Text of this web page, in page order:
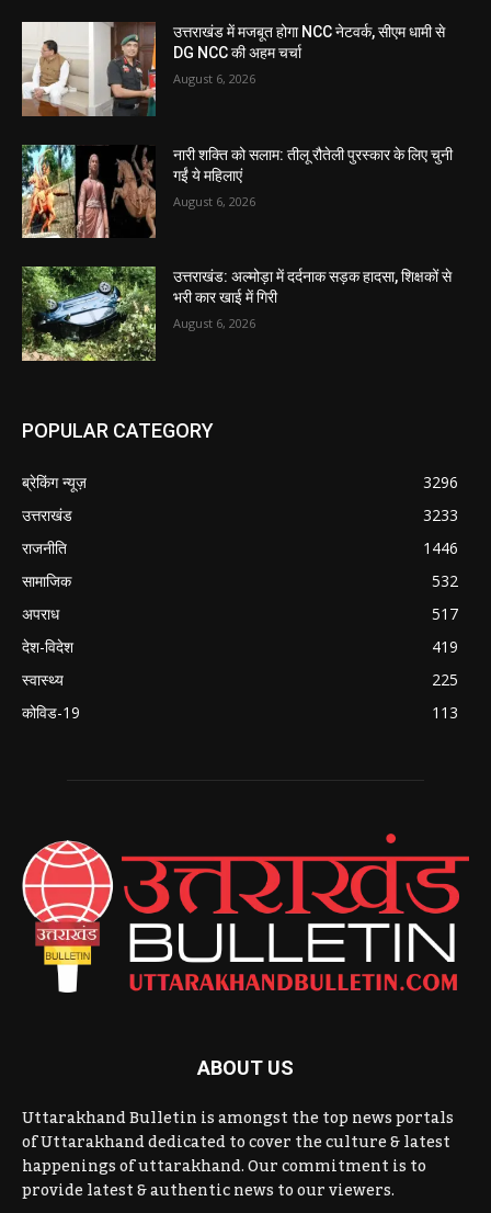
उत्तराखंड में मजबूत होगा NCC नेटवर्क, सीएम धामी से
DG NCC की अहम चर्चा
August 6, 2026
नारी शक्ति को सलाम: तीलू रौतेली पुरस्कार के लिए चुनी
गईं ये महिलाएं
August 6, 2026
उत्तराखंड: अल्मोड़ा में दर्दनाक सड़क हादसा, शिक्षकों से
भरी कार खाई में गिरी
August 6, 2026
POPULAR CATEGORY
ब्रेकिंग न्यूज़
3296
उत्तराखंड
3233
राजनीति
1446
सामाजिक
532
अपराध
517
देश-विदेश
419
स्वास्थ्य
225
कोविड-19
113
ABOUT US
Uttarakhand Bulletin is amongst the top news portals
of Uttarakhand dedicated to cover the culture & latest
happenings of uttarakhand. Our commitment is to
provide latest & authentic news to our viewers.